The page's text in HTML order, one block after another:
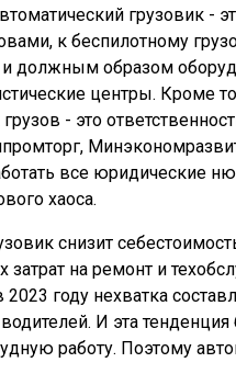
грузовик -
к беспилотному
образом
центры. Кроме
- это
все юридические
хаоса.
снизит
на ремонт и
году нехватка
И эта
работу. Поэтому